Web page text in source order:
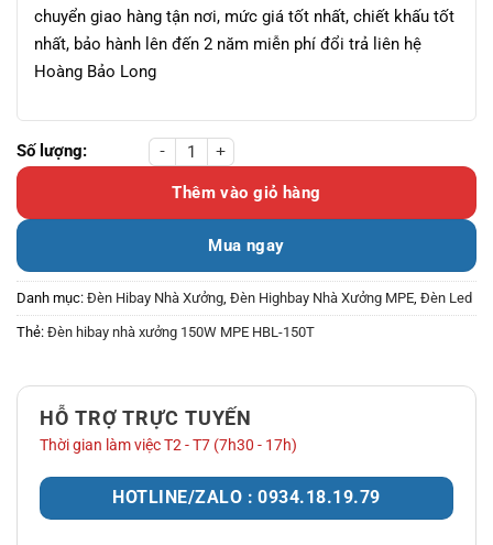
chuyển giao hàng tận nơi, mức giá tốt nhất, chiết khấu tốt
nhất, bảo hành lên đến 2 năm miễn phí đổi trả liên hệ
Hoàng Bảo Long
Đèn hibay nhà xưởng 150W MPE HBL-150T số lượng
Thêm vào giỏ hàng
Mua ngay
Danh mục: Đèn Hibay Nhà Xưởng, Đèn Highbay Nhà Xưởng MPE, Đèn Led
Thẻ: Đèn hibay nhà xưởng 150W MPE HBL-150T
HỖ TRỢ TRỰC TUYẾN
Thời gian làm việc T2 - T7 (7h30 - 17h)
HOTLINE/ZALO : 0934.18.19.79